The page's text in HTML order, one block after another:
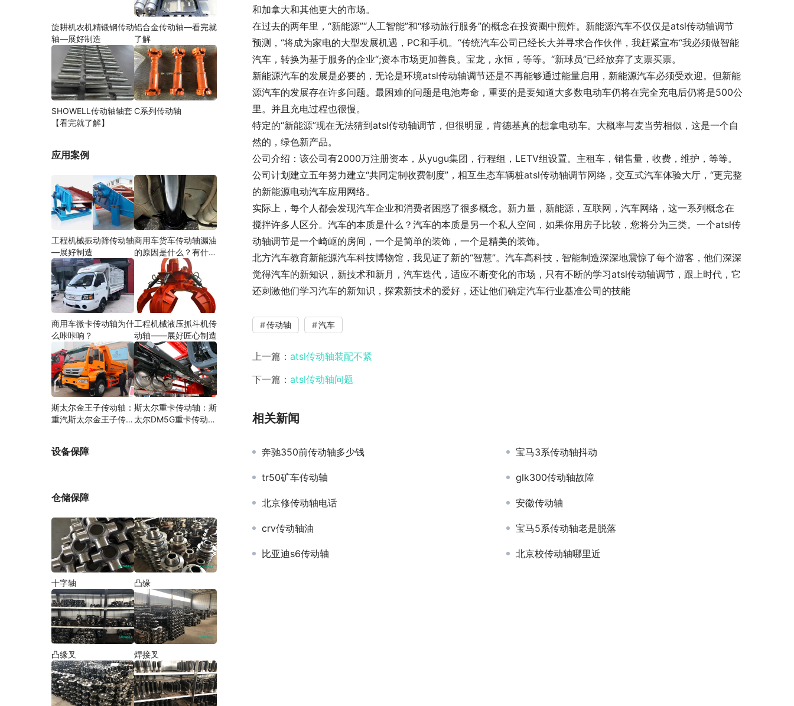
和加拿大和其他更大的市场。
在过去的两年里，“新能源”“人工智能”和“移动旅行服务”的概念在投资圈中煎炸。新能源汽车不仅仅是atsl传动轴调节
预测，“将成为家电的大型发展机遇，PC和手机。“传统汽车公司已经长大并寻求合作伙伴，我赶紧宣布“我必须做智能
汽车，转换为基于服务的企业“;资本市场更加善良。宝龙，永恒，等等。“新球员”已经放弃了支票买票。
新能源汽车的发展是必要的，无论是环境atsl传动轴调节还是不再能够通过能量启用，新能源汽车必须受欢迎。但新能
源汽车的发展存在许多问题。最困难的问题是电池寿命，重要的是要知道大多数电动车仍将在完全充电后仍将是500公
里。并且充电过程也很慢。
特定的“新能源”现在无法猜到atsl传动轴调节，但很明显，肯德基真的想拿电动车。大概率与麦当劳相似，这是一个自
然的，绿色新产品。
公司介绍：该公司有2000万注册资本，从yugu集团，行程组，LETV组设置。主租车，销售量，收费，维护，等等。
公司计划建立五年努力建立“共同定制收费制度”，相互生态车辆桩atsl传动轴调节网络，交互式汽车体验大厅，“更完整
的新能源电动汽车应用网络。
实际上，每个人都会发现汽车企业和消费者困惑了很多概念。新力量，新能源，互联网，汽车网络，这一系列概念在
搅拌许多人区分。汽车的本质是什么？汽车的本质是另一个私人空间，如果你用房子比较，您将分为三类。一个atsl传
动轴调节是一个崎岖的房间，一个是简单的装饰，一个是精美的装饰。
北方汽车教育新能源汽车科技博物馆，我见证了新的“智慧”。汽车高科技，智能制造深深地震惊了每个游客，他们深深
觉得汽车的新知识，新技术和新月，汽车迭代，适应不断变化的市场，只有不断的学习atsl传动轴调节，跟上时代，它
还刺激他们学习汽车的新知识，探索新技术的爱好，还让他们确定汽车行业基准公司的技能
传动轴 汽车
上一篇： atsl传动轴装配不紧
下一篇： atsl传动轴问题
相关新闻
奔驰350前传动轴多少钱 宝马3系传动轴抖动
tr50矿车传动轴 glk300传动轴故障
北京修传动轴电话 安徽传动轴
crv传动轴油 宝马5系传动轴老是脱落
比亚迪s6传动轴 北京校传动轴哪里近
旋耕机农机精锻钢传动
轴—展好制造
铝合金传动轴—看完就
了解
SHOWELL传动轴轴套
【看完就了解】
C系列传动轴
应用案例
工程机械振动筛传动轴
—展好制造
商用车货车传动轴漏油
的原因是什么？有什么
商用车微卡传动轴为什
么咔咔响？
工程机械液压抓斗机传
动轴——展好匠心制造
斯太尔金王子传动轴：
重汽斯太尔金王子传动
斯太尔重卡传动轴：斯
太尔DM5G重卡传动轴
设备保障
仓储保障
十字轴 凸缘
凸缘叉 焊接叉